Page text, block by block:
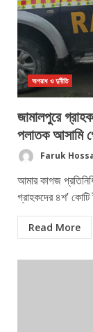
অপরাধ ও দুর্নীতি
জামালপুরে
পলাতক আসামি
Faruk
আমার কাগজ
গ্রাহকদের ৪শ’ কোটি
Read More